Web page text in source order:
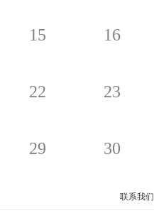
15 16
22 23
29 30
联系我们